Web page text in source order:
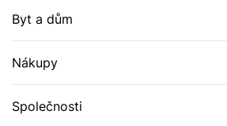
Byt a dům
Nákupy
Společnosti